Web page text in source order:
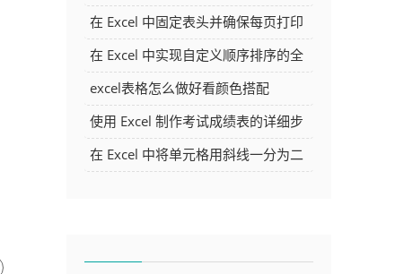
容
在 Excel 中固定表头并确保每页打印
时都显示表头的方法详解
在 Excel 中实现自定义顺序排序的全
面指南
excel表格怎么做好看颜色搭配
使用 Excel 制作考试成绩表的详细步
骤及技巧
在 Excel 中将单元格用斜线一分为二